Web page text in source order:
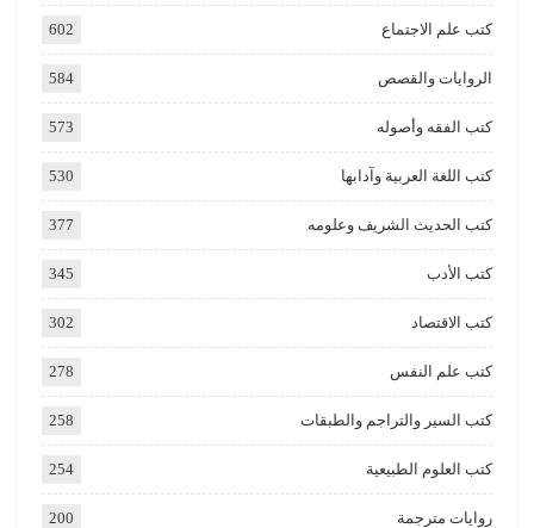
كتب علم الاجتماع 602
الروايات والقصص 584
كتب الفقه وأصوله 573
كتب اللغة العربية وآدابها 530
كتب الحديث الشريف وعلومه 377
كتب الأدب 345
كتب الاقتصاد 302
كتب علم النفس 278
كتب السير والتراجم والطبقات 258
كتب العلوم الطبيعية 254
روايات مترجمة 200